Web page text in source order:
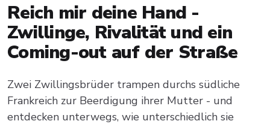
Reich mir deine Hand -
Zwillinge, Rivalität und ein
Coming-out auf der Straße
Zwei Zwillingsbrüder trampen durchs südliche
Frankreich zur Beerdigung ihrer Mutter - und
entdecken unterwegs, wie unterschiedlich sie